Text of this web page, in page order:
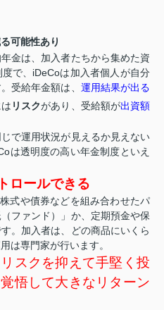
可能性あり
金は、加入者たちから集めた資
で、iDeCoは加入者個人が自分
受給年金額は、 運用結果が出る
リスクがあり、受給額が出資額
で運用状況が見えるか見えない
は透明度の高い年金制度といえ
ロールできる
式や債券などを組み合わせたパ
ファンド）」か、定期預金や保
。加入者は、どの商品にいくら
は専門家が行います。
リスクを抑えて手堅く投
悟して大きなリターン